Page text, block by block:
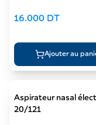
16.000 DT
Ajouter au
Aspirateur nasal
20/121